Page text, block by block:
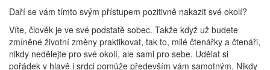
Daří se vám tímto svým přístupem pozitivně nakazit své okolí?
Víte, člověk je ve své podstatě sobec. Takže když už budete
zmíněné životní změny praktikovat, tak to, milé čtenářky a čtenáři,
nikdy nedělejte pro své okolí, ale sami pro sebe. Udělat si
pořádek v hlavě i srdci pomůže především vám samotným. Nikdy